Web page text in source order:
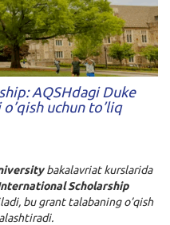
AQSHdagi Duke
uchun to’liq
bakalavriat kurslarida
Scholarship
bu grant talabaning o’qish